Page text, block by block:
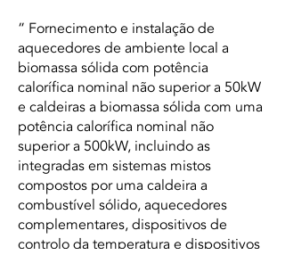
” Fornecimento e instalação de
aquecedores de ambiente local a
biomassa sólida com potência
calorífica nominal não superior a 50kW
e caldeiras a biomassa sólida com uma
potência calorífica nominal não
superior a 500kW, incluindo as
integradas em sistemas mistos
compostos por uma caldeira a
combustível sólido, aquecedores
complementares, dispositivos de
controlo da temperatura e dispositivos